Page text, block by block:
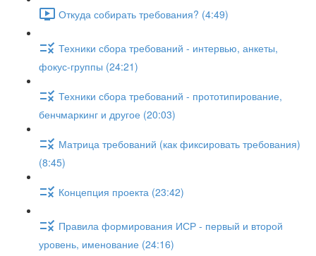
Откуда собирать требования? (4:49)
Техники сбора требований - интервью, анкеты,
фокус-группы (24:21)
Техники сбора требований - прототипирование,
бенчмаркинг и другое (20:03)
Матрица требований (как фиксировать требования)
(8:45)
Концепция проекта (23:42)
Правила формирования ИСР - первый и второй
уровень, именование (24:16)